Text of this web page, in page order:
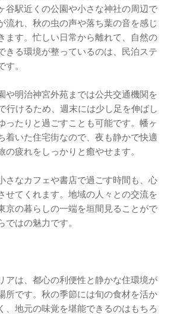
谷駅近くの公園や小さな神社の周辺で
流れ、秋の虫の声や落ち葉の音を感じ
ます。忙しい日常から離れて、自然の
きる環境が整っているのは、民泊ステ
す。
や明治神宮外苑までは公共交通機関を
行けるため、週末には少し足を伸ばし
ったりと過ごすことも可能です。幡ヶ
着いた住宅街なので、夜も静かで快適
の疲れをしっかりと癒やせます。
さなカフェや書店で過ごす時間も、心
せてくれます。地域の人々との交流を
京の暮らしの一端を垣間見ることがで
ではの魅力です。
アは、都心の利便性と静かな住環境が
所です。秋の季節には旬の食材を活か
、地元の味覚を堪能できるのはもちろ